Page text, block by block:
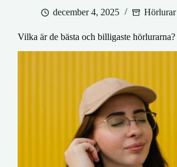
december 4, 2025 Hörlurar
Vilka är de bästa och billigaste hörlurarna?